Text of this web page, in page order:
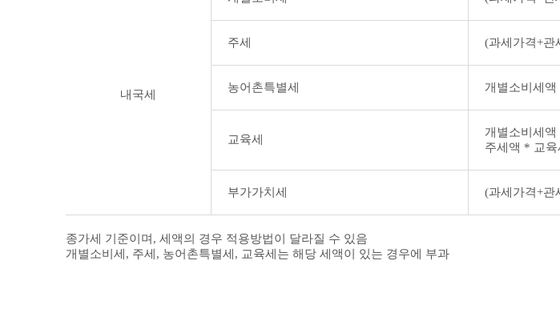
내국세
주세 (과세가격+관
농어촌특별세 개별소비세
교육세
개별소비세
주세액 * 교육
부가가치세 (과세가격+관
종가세 기준이며, 세액의 경우 적용방법이 달라질 수 있음
개별소비세, 주세, 농어촌특별세, 교육세는 해당 세액이 있는 경우에 부과